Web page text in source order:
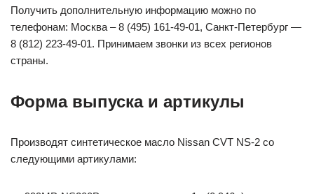
Получить дополнительную информацию можно по
телефонам: Москва – 8 (495) 161-49-01, Санкт-Петербург —
8 (812) 223-49-01. Принимаем звонки из всех регионов
страны.
Форма выпуска и артикулы
Производят синтетическое масло Nissan CVT NS-2 со
следующими артикулами: